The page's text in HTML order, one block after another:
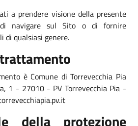
a prendere visione della presente
navigare sul Sito o di fornire
di qualsiasi genere.
è Comune di Torrevecchia Pia
1 - 27010 - PV Torrevecchia Pia -
della protezione